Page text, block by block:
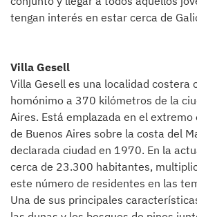
tengan interés en estar cerca de
Villa Gesell
Villa Gesell es una localidad costera
homónimo a 370 kilómetros de la
Aires. Está emplazada en el
de Buenos Aires sobre la costa del
declarada ciudad en 1970. En la
cerca de 23.300 habitantes,
este número de residentes en las
Una de sus principales